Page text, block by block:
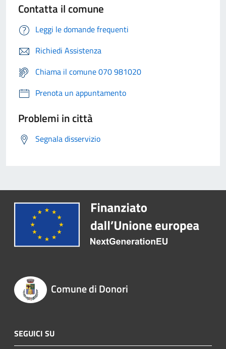
Contatta il comune
Leggi le domande frequenti
Richiedi Assistenza
Chiama il comune 070 981020
Prenota un appuntamento
Problemi in città
Segnala disservizio
Comune di Donori
SEGUICI SU